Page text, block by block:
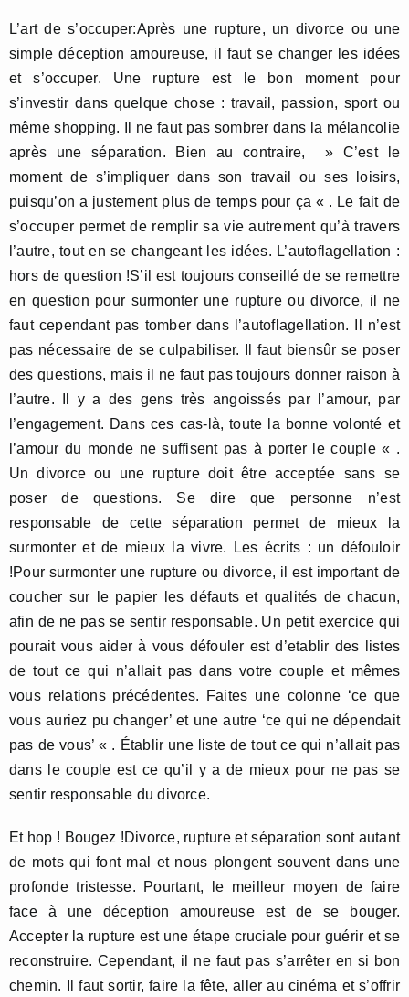
L’art de s’occuper:Après une rupture, un divorce ou une
simple déception amoureuse, il faut se changer les idées
et s’occuper. Une rupture est le bon moment pour
s’investir dans quelque chose : travail, passion, sport ou
même shopping. Il ne faut pas sombrer dans la mélancolie
après une séparation. Bien au contraire, » C’est le
moment de s’impliquer dans son travail ou ses loisirs,
puisqu’on a justement plus de temps pour ça « . Le fait de
s’occuper permet de remplir sa vie autrement qu’à travers
l’autre, tout en se changeant les idées. L’autoflagellation :
hors de question !S’il est toujours conseillé de se remettre
en question pour surmonter une rupture ou divorce, il ne
faut cependant pas tomber dans l’autoflagellation. Il n’est
pas nécessaire de se culpabiliser. Il faut biensûr se poser
des questions, mais il ne faut pas toujours donner raison à
l’autre. Il y a des gens très angoissés par l’amour, par
l’engagement. Dans ces cas-là, toute la bonne volonté et
l’amour du monde ne suffisent pas à porter le couple « .
Un divorce ou une rupture doit être acceptée sans se
poser de questions. Se dire que personne n’est
responsable de cette séparation permet de mieux la
surmonter et de mieux la vivre. Les écrits : un défouloir
!Pour surmonter une rupture ou divorce, il est important de
coucher sur le papier les défauts et qualités de chacun,
afin de ne pas se sentir responsable. Un petit exercice qui
pourait vous aider à vous défouler est d’etablir des listes
de tout ce qui n’allait pas dans votre couple et mêmes
vous relations précédentes. Faites une colonne ‘ce que
vous auriez pu changer’ et une autre ‘ce qui ne dépendait
pas de vous’ « . Établir une liste de tout ce qui n’allait pas
dans le couple est ce qu’il y a de mieux pour ne pas se
sentir responsable du divorce.
Et hop ! Bougez !Divorce, rupture et séparation sont autant
de mots qui font mal et nous plongent souvent dans une
profonde tristesse. Pourtant, le meilleur moyen de faire
face à une déception amoureuse est de se bouger.
Accepter la rupture est une étape cruciale pour guérir et se
reconstruire. Cependant, il ne faut pas s’arrêter en si bon
chemin. Il faut sortir, faire la fête, aller au cinéma et s’offrir